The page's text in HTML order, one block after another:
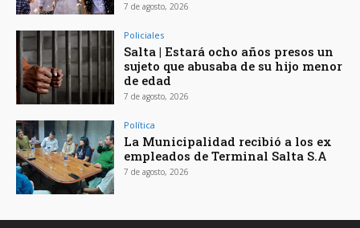
7 de agosto, 2026
Policiales
Salta | Estará ocho años presos un
sujeto que abusaba de su hijo menor
de edad
7 de agosto, 2026
Política
La Municipalidad recibió a los ex
empleados de Terminal Salta S.A
7 de agosto, 2026